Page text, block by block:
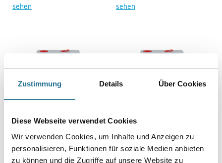
Zustimmung Details Über Cookies
Diese Webseite verwendet Cookies
Wir verwenden Cookies, um Inhalte und Anzeigen zu
personalisieren, Funktionen für soziale Medien anbieten
zu können und die Zugriffe auf unsere Website zu
sehen
sehen
Disbon DisboADD® 499
Verdünner/Reiniger für PU-
Harze
Weitere Varianten verfügbar
Disbon DisboADD 419
Verdünner/Reiniger für EP-
Harze